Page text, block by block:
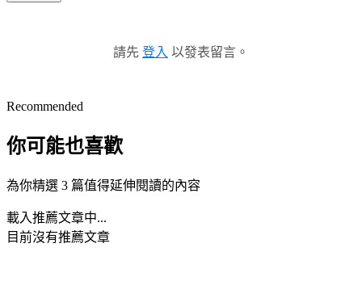
請先 登入 以發表留言。
Recommended
你可能也喜歡
為你精選 3 篇值得延伸閱讀的內容
載入推薦文章中...
目前沒有推薦文章